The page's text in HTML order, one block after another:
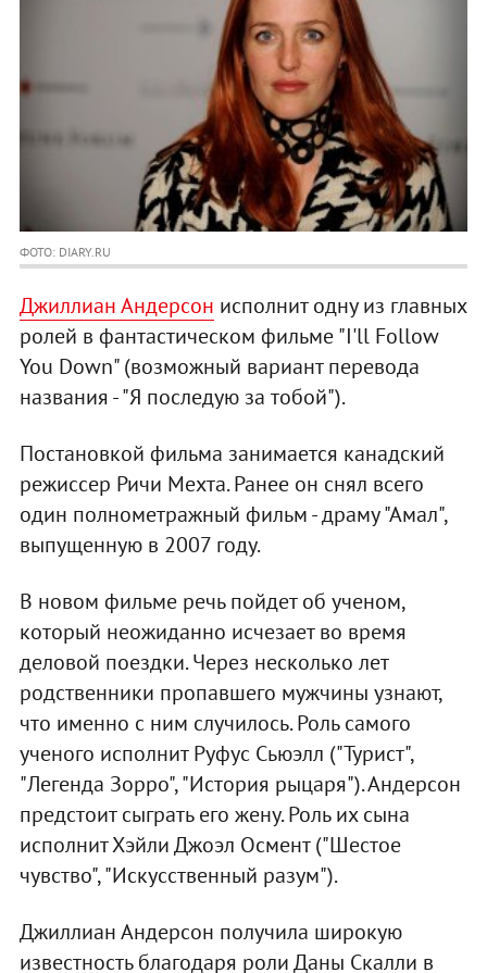
ФОТО: DIARY.RU
Джиллиан Андерсон исполнит одну из главных
ролей в фантастическом фильме "I'll Follow
You Down" (возможный вариант перевода
названия - "Я последую за тобой").
Постановкой фильма занимается канадский
режиссер Ричи Мехта. Ранее он снял всего
один полнометражный фильм - драму "Амал",
выпущенную в 2007 году.
В новом фильме речь пойдет об ученом,
который неожиданно исчезает во время
деловой поездки. Через несколько лет
родственники пропавшего мужчины узнают,
что именно с ним случилось. Роль самого
ученого исполнит Руфус Сьюэлл ("Турист",
"Легенда Зорро", "История рыцаря"). Андерсон
предстоит сыграть его жену. Роль их сына
исполнит Хэйли Джоэл Осмент ("Шестое
чувство", "Искусственный разум").
Джиллиан Андерсон получила широкую
известность благодаря роли Даны Скалли в